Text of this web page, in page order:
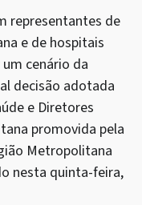
representantes de
e de hospitais
cenário da
decisão adotada
e Diretores
promovida pela
Metropolitana
nesta quinta-feira,